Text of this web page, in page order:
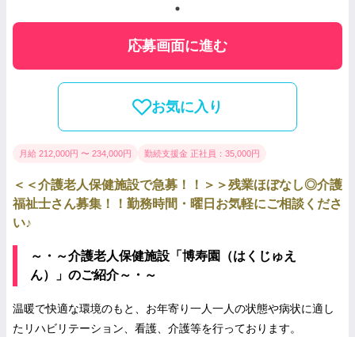
応募画面に進む
お気に入り
月給 212,000円 〜 234,000円 勤続支援金 正社員：35,000円
＜＜介護老人保健施設で急募！！＞＞残業ほぼなし◎介護
福祉士さん募集！！勤務時間・曜日お気軽にご相談くださ
い♪
～・～介護老人保健施設「博寿園（はくじゅえ
ん）」のご紹介～・～
温暖で快適な環境のもと、お年寄り一人一人の状態や病状に適し
たリハビリテーション、看護、介護等を行っております。